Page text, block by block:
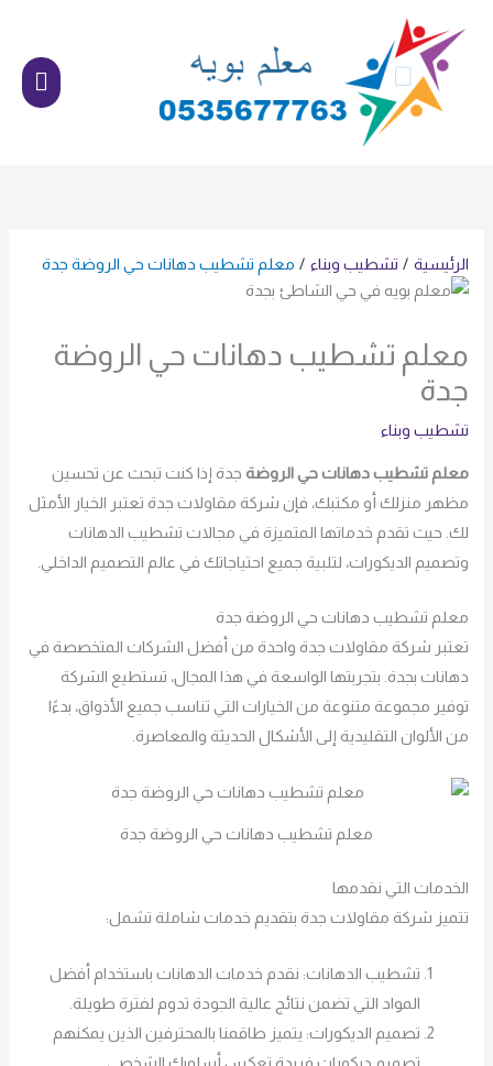
المحتوى
الرئيسية تشطيب وبناء معلم تشطيب دهانات حي الروضة جدة
معلم تشطيب دهانات حي الروضة
جدة
تشطيب وبناء
معلم تشطيب دهانات حي الروضة جدة إذا كنت تبحث عن تحسين
مظهر منزلك أو مكتبك، فإن شركة مقاولات جدة تعتبر الخيار الأمثل
لك. حيث تقدم خدماتها المتميزة في مجالات تشطيب الدهانات
وتصميم الديكورات، لتلبية جميع احتياجاتك في عالم التصميم الداخلي.
معلم تشطيب دهانات حي الروضة جدة
تعتبر شركة مقاولات جدة واحدة من أفضل الشركات المتخصصة في
دهانات بجدة. بتجربتها الواسعة في هذا المجال، تستطيع الشركة
توفير مجموعة متنوعة من الخيارات التي تناسب جميع الأذواق، بدءًا
من الألوان التقليدية إلى الأشكال الحديثة والمعاصرة.
معلم تشطيب دهانات حي الروضة جدة
الخدمات التي نقدمها
تتميز شركة مقاولات جدة بتقديم خدمات شاملة تشمل:
تشطيب الدهانات: نقدم خدمات الدهانات باستخدام أفضل
المواد التي تضمن نتائج عالية الجودة تدوم لفترة طويلة.
تصميم الديكورات: يتميز طاقمنا بالمحترفين الذين يمكنهم
تصميم ديكورات فريدة تعكس أسلوبك الشخصي.